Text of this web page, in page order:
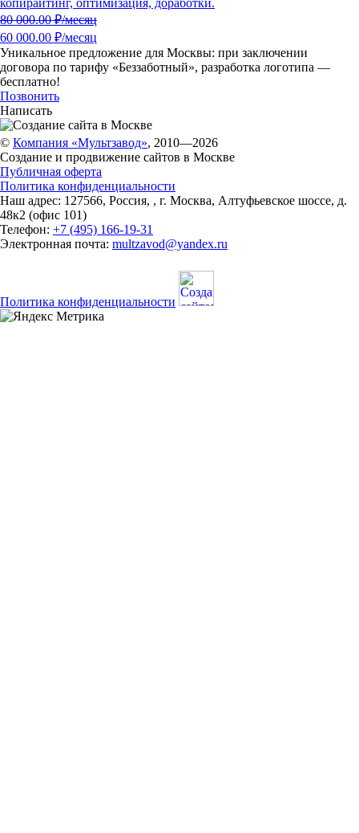
копирайтинг, оптимизация, доработки.
80 000.00₽/месяц
60 000.00 ₽/месяц
Уникальное предложение для Москвы: при заключении
договора по тарифу «Беззаботный», разработка логотипа —
бесплатно!
Позвонить
Написать
© Компания «Мультзавод», 2010—2026
Создание и продвижение сайтов в Москве
Публичная оферта
Политика конфиденциальности
Наш адрес: 127566, Россия, , г. Москва, Алтуфьевское шоссе, д.
48к2 (офис 101)
Телефон: +7 (495) 166-19-31
Электронная почта: multzavod@yandex.ru
Политика конфиденциальности